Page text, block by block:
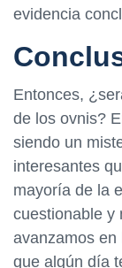
evidencia
Entonces,
de los ovnis?
siendo un
interesantes
mayoría de la
cuestionable y
avanzamos
que algún día